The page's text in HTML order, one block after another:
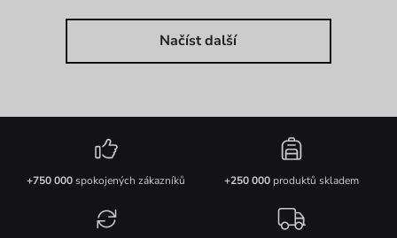
Načíst další
+750 000spokojených zákazníků +250 000produktů skladem